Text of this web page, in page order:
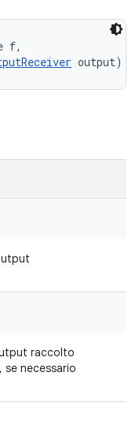
f,
output)
raccolto
necessario